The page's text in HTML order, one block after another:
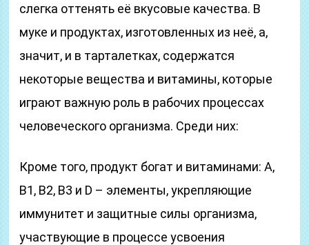
слегка оттенять её вкусовые качества. В
муке и продуктах, изготовленных из неё, а,
значит, и в тарталетках, содержатся
некоторые вещества и витамины, которые
играют важную роль в рабочих процессах
человеческого организма. Среди них:
Кроме того, продукт богат и витаминами: А,
В1, В2, В3 и D – элементы, укрепляющие
иммунитет и защитные силы организма,
участвующие в процессе усвоения